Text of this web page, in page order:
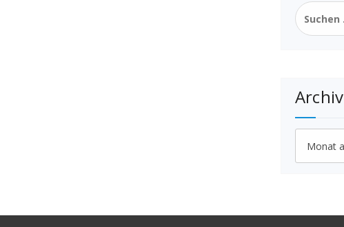
Suchen
nach:
Archiv